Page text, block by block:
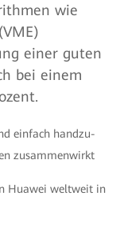
wie
einer guten
bei einem
einfach handzu­
zusammenwirkt
Huawei weltweit in